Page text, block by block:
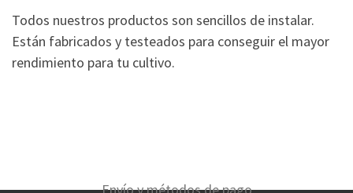
Todos nuestros productos son sencillos de instalar.
Están fabricados y testeados para conseguir el mayor
rendimiento para tu cultivo.